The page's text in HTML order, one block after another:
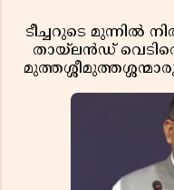
ടീച്ചറുടെ മുന്നിൽ
തായ്‌ലൻഡ്